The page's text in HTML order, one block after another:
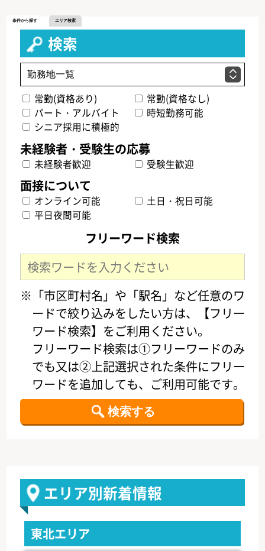
条件から探す エリア検索
検索
常勤(資格あり)
常勤(資格なし)
パート・アルバイト
時短勤務可能
シニア採用に積極的
未経験者歓迎 受験生歓迎
オンライン可能
土日・祝日可能
平日夜間可能
フリーワード検索
※「市区町村名」や「駅名」など任意のワ
ードで絞り込みをしたい方は、【フリー
ワード検索】をご利用ください。
フリーワード検索は①フリーワードのみ
でも又は②上記選択された条件にフリー
ワードを追加しても、ご利用可能です。
エリア別新着情報
東北エリア